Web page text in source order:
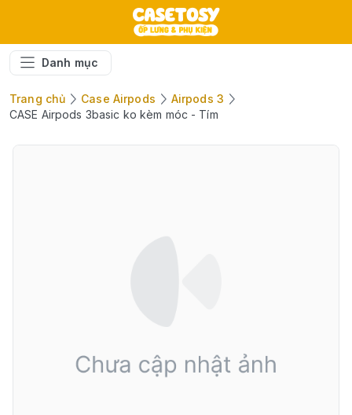
Danh mục
Trang chủ Case Airpods
Airpods 3
CASE Airpods 3basic ko kèm móc - Tím